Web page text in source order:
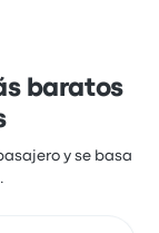
baratos
y se basa